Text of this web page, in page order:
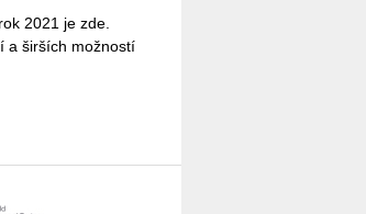
2021 je zde.
a šir­ších mož­nos­tí